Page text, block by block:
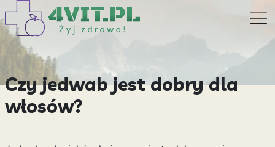
Czy jedwab jest dobry dla
włosów?